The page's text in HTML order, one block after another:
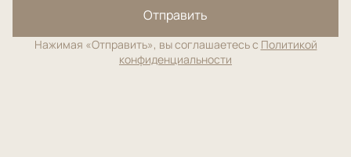
Отправить
Нажимая «Отправить», вы соглашаетесь с Политикой
конфиденциальности